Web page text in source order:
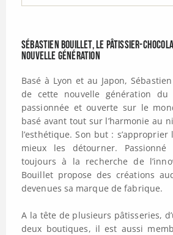
Sébastien Bouillet, le pâtissier-
nouvelle génération
Basé à Lyon et au Japon,
de cette nouvelle génération du
passionnée et ouverte sur le
basé avant tout sur l’harmonie au
l’esthétique. Son but :
mieux les détourner.
toujours à la recherche de
Bouillet propose des créations
devenues sa marque de fabrique.
A la tête de plusieurs pâtisseries,
deux boutiques, il est aussi